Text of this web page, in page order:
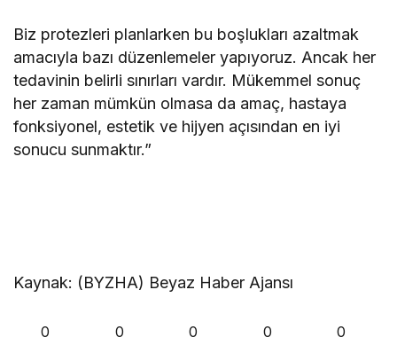
Biz protezleri planlarken bu boşlukları azaltmak
amacıyla bazı düzenlemeler yapıyoruz. Ancak her
tedavinin belirli sınırları vardır. Mükemmel sonuç
her zaman mümkün olmasa da amaç, hastaya
fonksiyonel, estetik ve hijyen açısından en iyi
sonucu sunmaktır.”
Kaynak: (BYZHA) Beyaz Haber Ajansı
0 0 0 0 0